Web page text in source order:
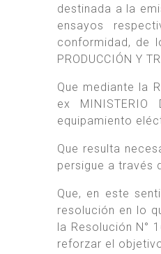
destinada a la
ensayos
conformidad, de
PRODUCCIÓN Y
Que mediante la
ex
equipamiento
Que resulta
persigue a través
Que, en este
resolución en lo
la Resolución N°
reforzar el